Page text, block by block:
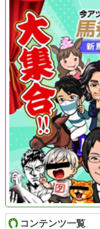
コンテンツ一覧